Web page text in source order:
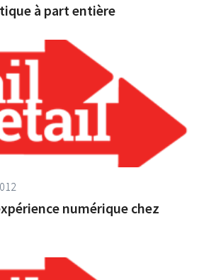
à part entière
numérique chez